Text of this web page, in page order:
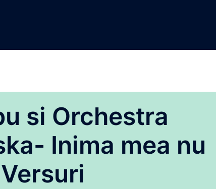
si Orchestra
Inima mea nu